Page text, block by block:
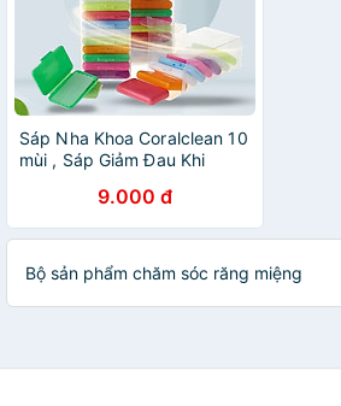
Sáp Nha Khoa Coralclean 10
mùi , Sáp Giảm Đau Khi
Giảm Nhiệt Miệng
9.000 đ
Bộ sản phẩm chăm sóc răng miệng